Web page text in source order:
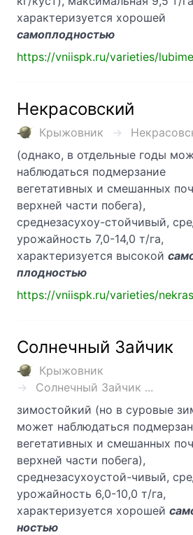
характеризуется хорошей
самоплодностью
https://vniispk.ru/varieties/
Некрасовский
Крыжовник
(однако, в отдельные годы
наблюдаться подмерзание
вегетативных и смешанных
верхней части побега),
среднезасухоу-стойчивый,
урожайность 7,0-14,0 т/га,
характеризуется высокой
плодностью
https://vniispk.ru/varieties/
Солнечный Зайчик
Крыжовник
Солнечный Зайчик ...
зимостойкий (но в суровые
может наблюдаться
вегетативных и смешанных
верхней части побега),
среднезасухоустой-чивый,
урожайность 6,0-10,0 т/га,
характеризуется хорошей
ностью